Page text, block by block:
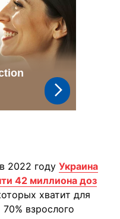
2022 году Украина
42 миллиона доз
хватит для
взрослого